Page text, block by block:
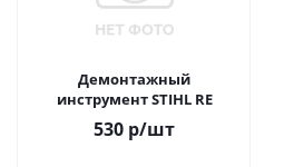
Демонтажный
инструмент STIHL RE
530 р/шт